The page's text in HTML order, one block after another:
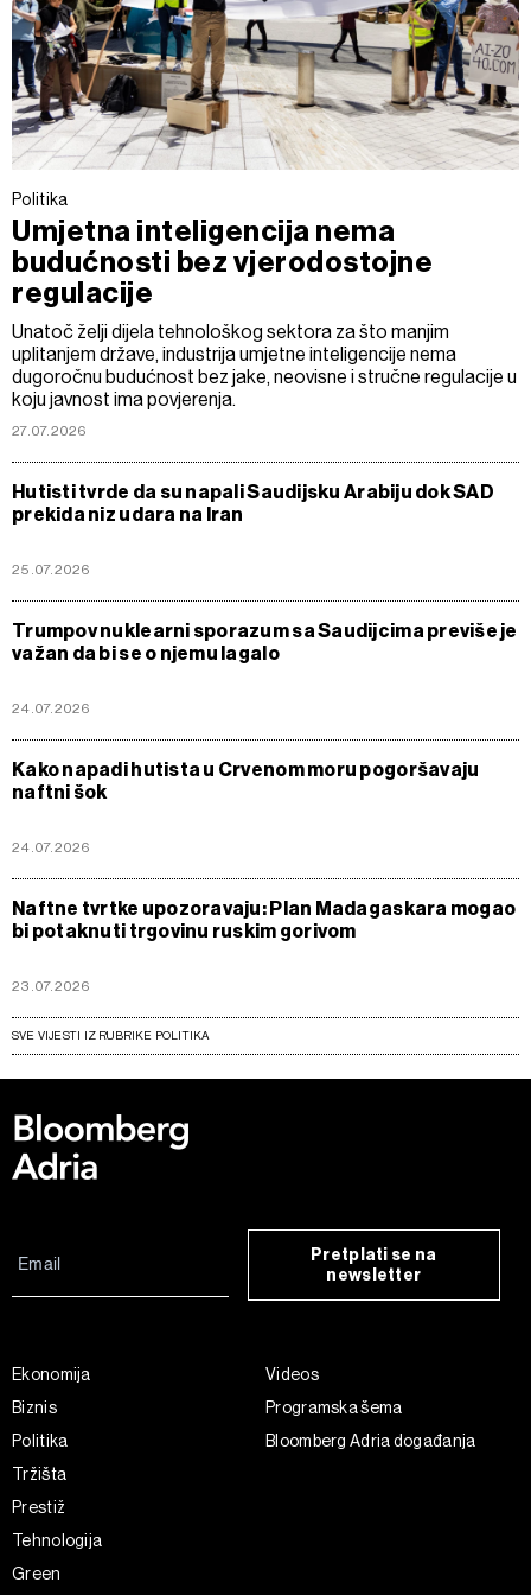
Politika
Umjetna inteligencija nema
budućnosti bez vjerodostojne
regulacije
Unatoč želji dijela tehnološkog sektora za što manjim
uplitanjem države, industrija umjetne inteligencije nema
dugoročnu budućnost bez jake, neovisne i stručne regulacije u
koju javnost ima povjerenja.
27.07.2026
Hutisti tvrde da su napali Saudijsku Arabiju dok SAD
prekida niz udara na Iran
25.07.2026
Trumpov nuklearni sporazum sa Saudijcima previše je
važan da bi se o njemu lagalo
24.07.2026
Kako napadi hutista u Crvenom moru pogoršavaju
naftni šok
24.07.2026
Naftne tvrtke upozoravaju: Plan Madagaskara mogao
bi potaknuti trgovinu ruskim gorivom
23.07.2026
SVE VIJESTI IZ RUBRIKE POLITIKA
Pretplati se na
newsletter
Ekonomija
Biznis
Politika
Tržišta
Prestiž
Tehnologija
Green
Videos
Programska šema
Bloomberg Adria događanja